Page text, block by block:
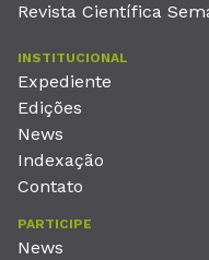
Revista Científica
INSTITUCIONAL
Expediente
Edições
News
Indexação
Contato
PARTICIPE
News